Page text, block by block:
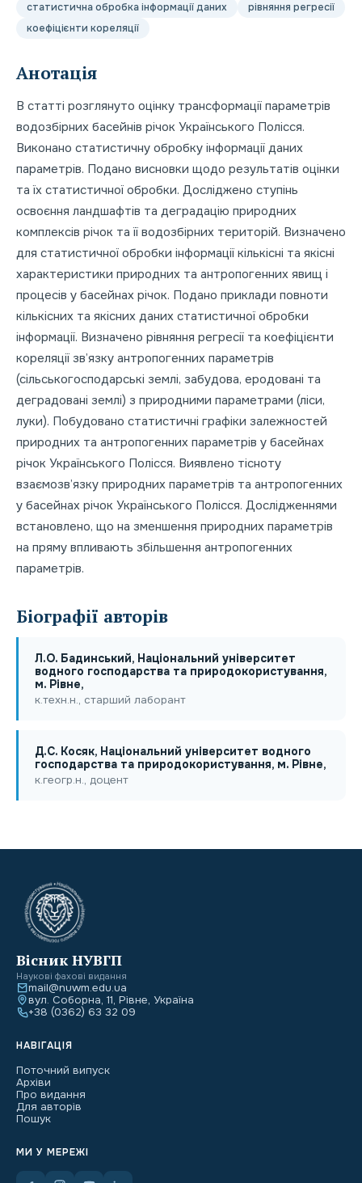
статистична обробка інформації даних
рівняння регресії
коефіцієнти кореляції
Анотація
В статті розглянуто оцінку трансформації параметрів
водозбірних басейнів річок Українського Полісся.
Виконано статистичну обробку інформації даних
параметрів. Подано висновки щодо результатів оцінки
та їх статистичної обробки. Досліджено ступінь
освоєння ландшафтів та деградацію природних
комплексів річок та її водозбірних територій. Визначено
для статистичної обробки інформації кількісні та якісні
характеристики природних та антропогенних явищ і
процесів у басейнах річок. Подано приклади повноти
кількісних та якісних даних статистичної обробки
інформації. Визначено рівняння регресії та коефіцієнти
кореляції зв’язку антропогенних параметрів
(сільськогосподарські землі, забудова, еродовані та
деградовані землі) з природними параметрами (ліси,
луки). Побудовано статистичні графіки залежностей
природних та антропогенних параметрів у басейнах
річок Українського Полісся. Виявлено тісноту
взаємозв’язку природних параметрів та антропогенних
у басейнах річок Українського Полісся. Дослідженнями
встановлено, що на зменшення природних параметрів
на пряму впливають збільшення антропогенних
параметрів.
Біографії авторів
Л.О. Бадинський, Національний університет
водного господарства та природокористування,
м. Рівне,
к.техн.н., старший лаборант
Д.С. Косяк, Національний університет водного
господарства та природокористування, м. Рівне,
к.геогр.н., доцент
Вісник НУВГП
Наукові фахові видання
mail@nuwm.edu.ua
вул. Соборна, 11, Рівне, Україна
+38 (0362) 63 32 09
НАВІГАЦІЯ
Поточний випуск
Архіви
Про видання
Для авторів
Пошук
МИ У МЕРЕЖІ